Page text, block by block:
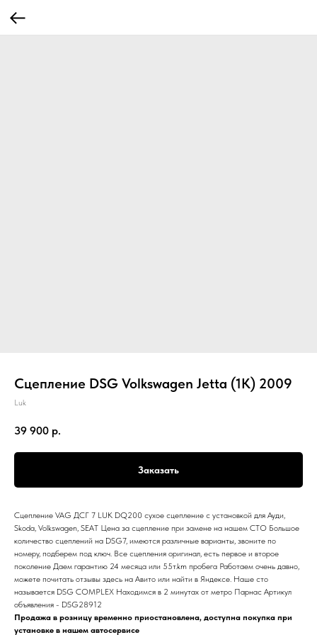
Сцепление DSG Volkswagen Jetta (1K) 2009
Luk
39 900 р.
Заказать
Сцепление VAG ДСГ 7 LUK DQ200 сухое сцепление с установкой для Ауди,
Skoda, Volkswagen, SEAT Цена за сцепление при замене на нашем СТО Большое
количество сцеплений на DSG7, имеются различные варианты, звоните по
номеру, подберем под ключ. Все сцепления оригинал, есть первое и второе
поколение Даем гарантию 24 месяца или 55т.km пробега Работаем очень давно,
можете почитать отзывы здесь на Авито или найти в Яндексе. Наше сто
называется DSG COMPLEX Находимся в 2 минутах от метро Парнас Артикул
объявления - DSG28912
Продажа в розницу временно приостановлена, доступна покупка при
установке в нашем автосервисе